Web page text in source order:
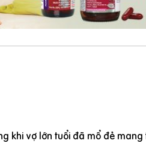
khi vợ lớn tuổi đã mổ đẻ